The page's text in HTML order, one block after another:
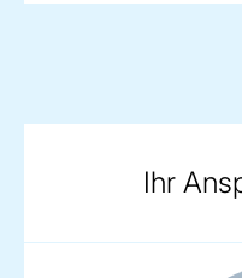
Ihr